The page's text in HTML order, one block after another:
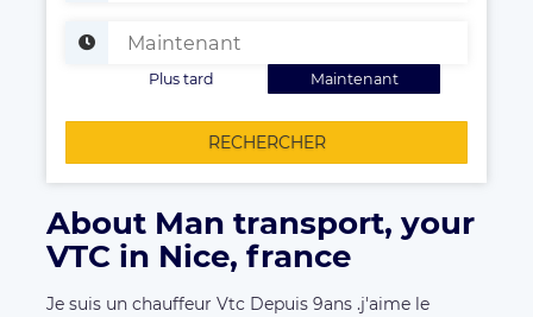
Maintenant
Plus tard
RECHERCHER
About Man transport, your
VTC in Nice, france
Je suis un chauffeur Vtc Depuis 9ans .j'aime le